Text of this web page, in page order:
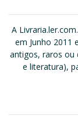
A
em Junho 2011
antigos, raros ou
e literatura),